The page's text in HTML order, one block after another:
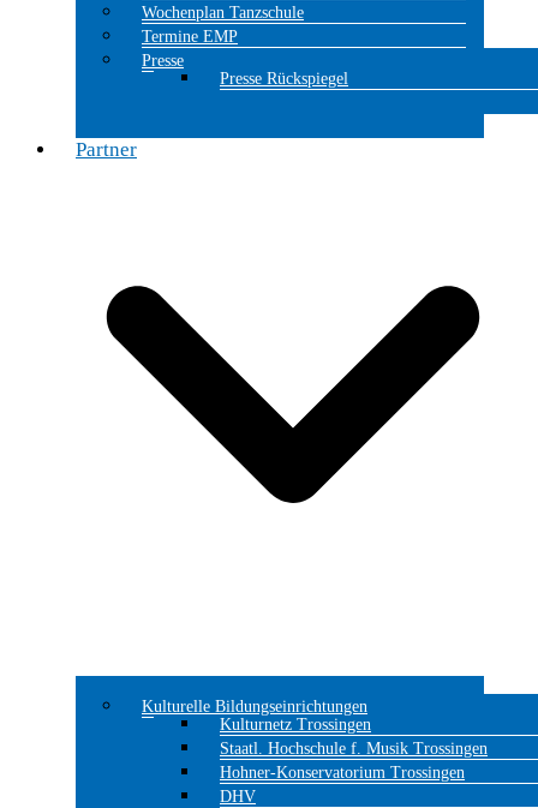
Wochenplan Tanzschule
Termine EMP
Presse
Presse Rückspiegel
Partner
Kulturelle Bildungseinrichtungen
Kulturnetz Trossingen
Staatl. Hochschule f. Musik Trossingen
Hohner-Konservatorium Trossingen
DHV